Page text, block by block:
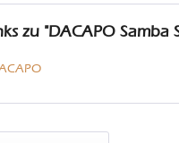
zu "DACAPO Samba